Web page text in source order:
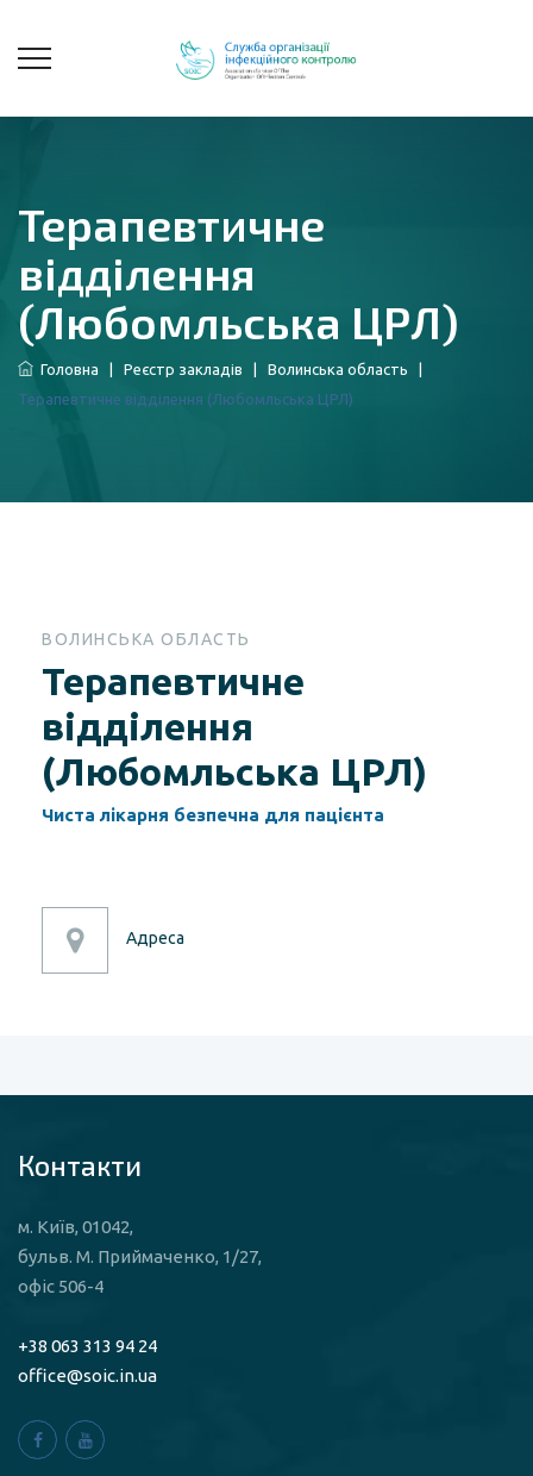
Терапевтичне
відділення
(Любомльська ЦРЛ)
Головна Реєстр закладів Волинська область
Терапевтичне відділення (Любомльська ЦРЛ)
ВОЛИНСЬКА ОБЛАСТЬ
Терапевтичне
відділення
(Любомльська ЦРЛ)
Чиста лікарня безпечна для пацієнта
Адреса
Контакти
м. Київ, 01042,
бульв. М. Приймаченко, 1/27,
офіс 506-4
+38 063 313 94 24
office@soic.in.ua